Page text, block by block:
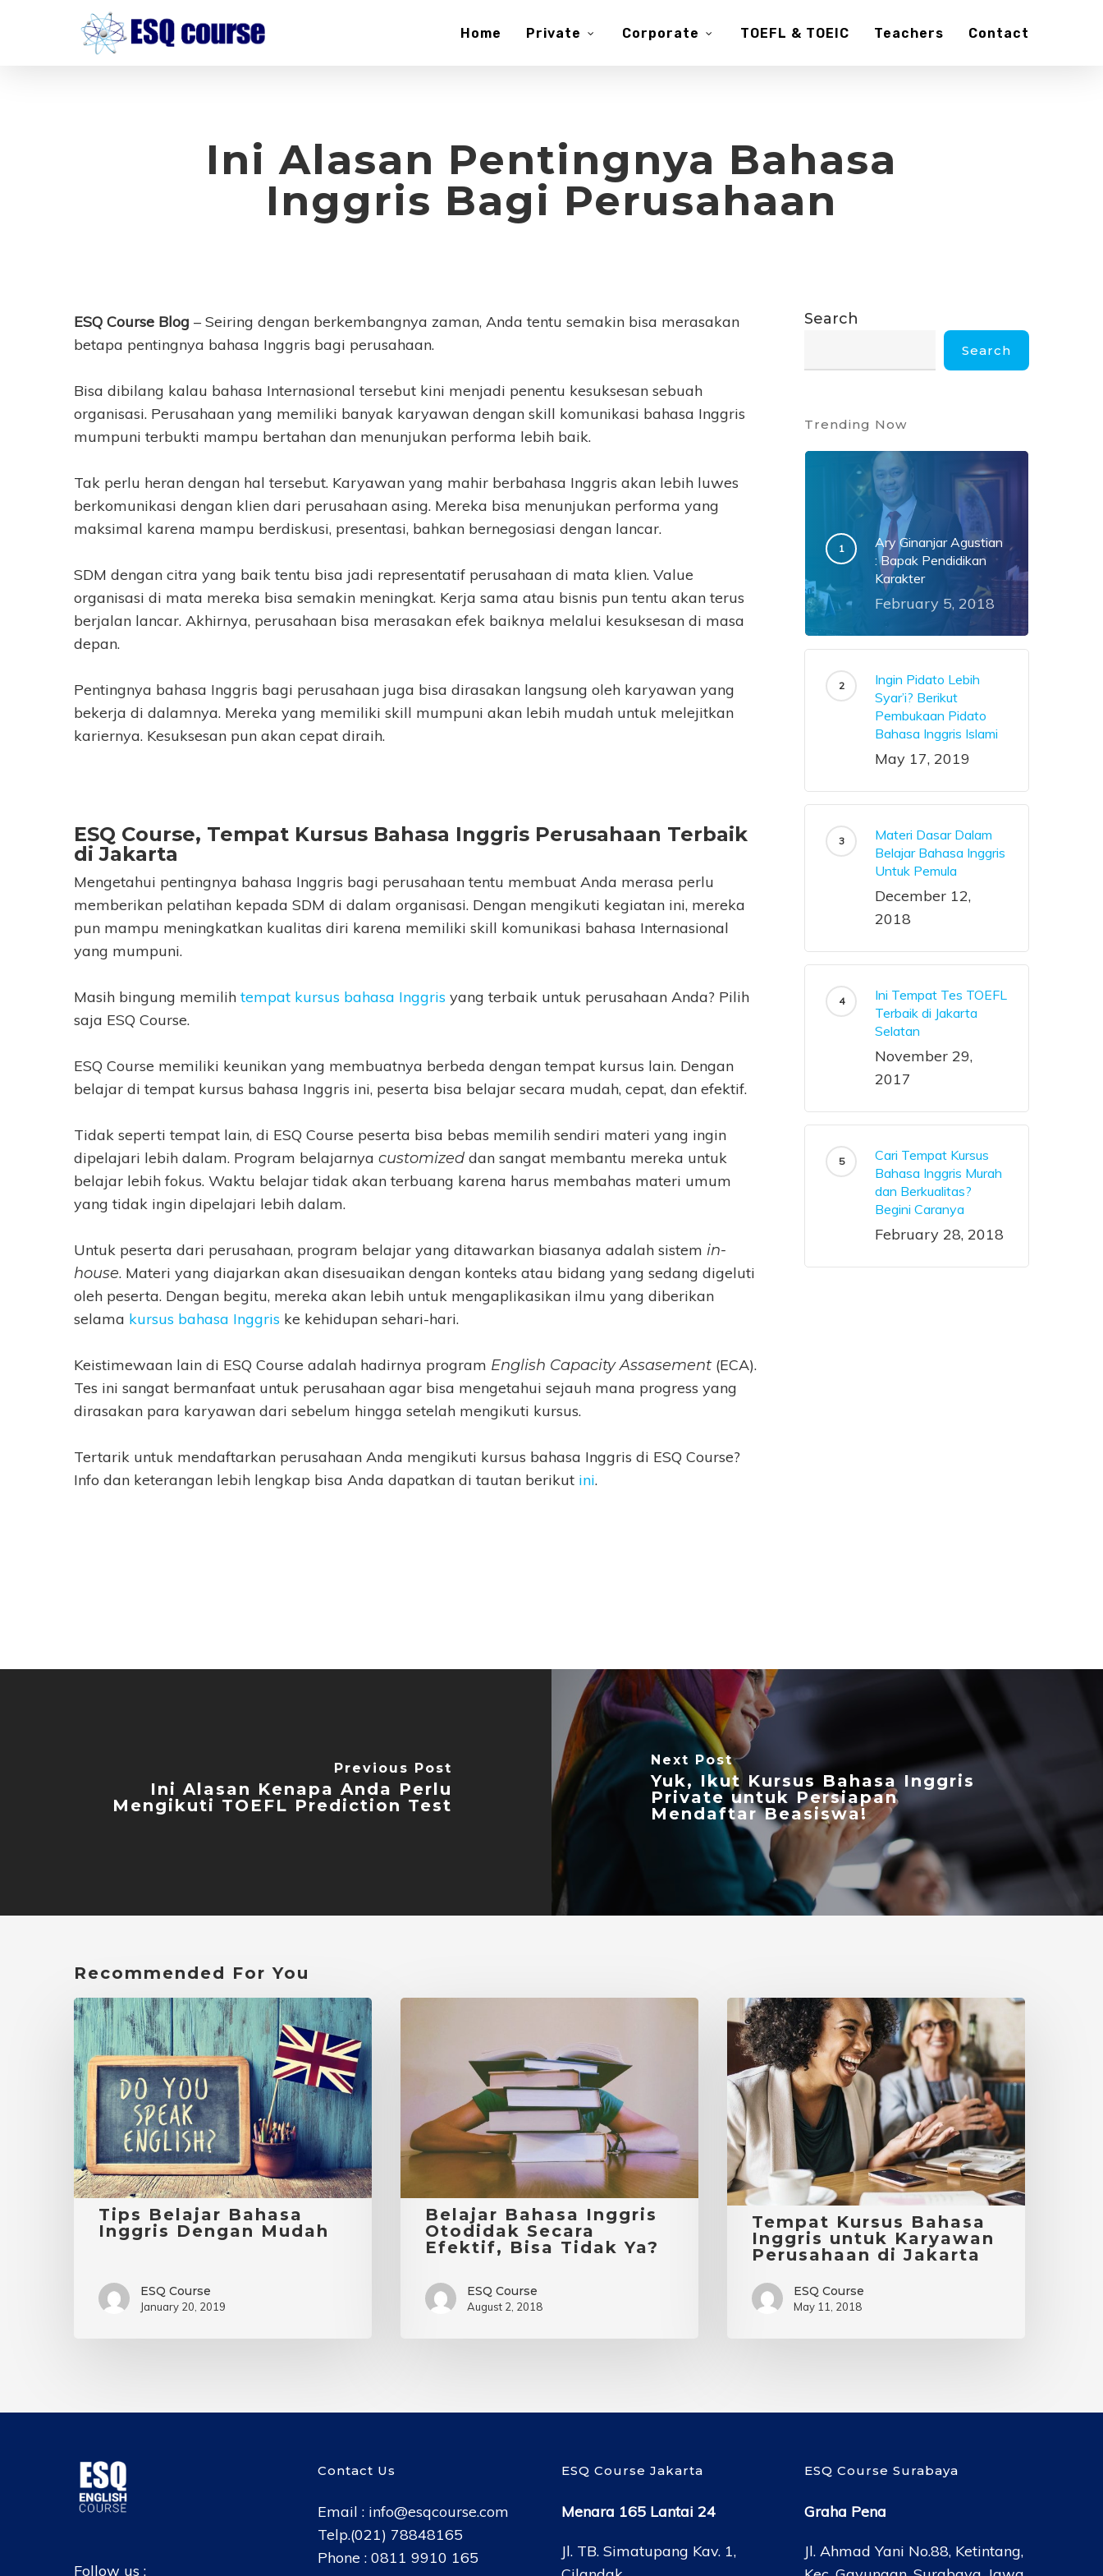
Home Private Corporate TOEFL & TOEIC Teachers Contact
Ini Alasan Pentingnya Bahasa
Inggris Bagi Perusahaan
ESQ Course Blog – Seiring dengan berkembangnya zaman, Anda tentu semakin bisa merasakan
betapa pentingnya bahasa Inggris bagi perusahaan.
Bisa dibilang kalau bahasa Internasional tersebut kini menjadi penentu kesuksesan sebuah
organisasi. Perusahaan yang memiliki banyak karyawan dengan skill komunikasi bahasa Inggris
mumpuni terbukti mampu bertahan dan menunjukan performa lebih baik.
Tak perlu heran dengan hal tersebut. Karyawan yang mahir berbahasa Inggris akan lebih luwes
berkomunikasi dengan klien dari perusahaan asing. Mereka bisa menunjukan performa yang
maksimal karena mampu berdiskusi, presentasi, bahkan bernegosiasi dengan lancar.
SDM dengan citra yang baik tentu bisa jadi representatif perusahaan di mata klien. Value
organisasi di mata mereka bisa semakin meningkat. Kerja sama atau bisnis pun tentu akan terus
berjalan lancar. Akhirnya, perusahaan bisa merasakan efek baiknya melalui kesuksesan di masa
depan.
Pentingnya bahasa Inggris bagi perusahaan juga bisa dirasakan langsung oleh karyawan yang
bekerja di dalamnya. Mereka yang memiliki skill mumpuni akan lebih mudah untuk melejitkan
kariernya. Kesuksesan pun akan cepat diraih.
ESQ Course, Tempat Kursus Bahasa Inggris Perusahaan Terbaik
di Jakarta
Mengetahui pentingnya bahasa Inggris bagi perusahaan tentu membuat Anda merasa perlu
memberikan pelatihan kepada SDM di dalam organisasi. Dengan mengikuti kegiatan ini, mereka
pun mampu meningkatkan kualitas diri karena memiliki skill komunikasi bahasa Internasional
yang mumpuni.
Masih bingung memilihtempat kursus bahasa Inggris yang terbaik untuk perusahaan Anda? Pilih
saja ESQ Course.
ESQ Course memiliki keunikan yang membuatnya berbeda dengan tempat kursus lain. Dengan
belajar di tempat kursus bahasa Inggris ini, peserta bisa belajar secara mudah, cepat, dan efektif.
Tidak seperti tempat lain, di ESQ Course peserta bisa bebas memilih sendiri materi yang ingin
dipelajari lebih dalam. Program belajarnya customized dan sangat membantu mereka untuk
belajar lebih fokus. Waktu belajar tidak akan terbuang karena harus membahas materi umum
yang tidak ingin dipelajari lebih dalam.
Untuk peserta dari perusahaan, program belajar yang ditawarkan biasanya adalah sistem in-
house. Materi yang diajarkan akan disesuaikan dengan konteks atau bidang yang sedang digeluti
oleh peserta. Dengan begitu, mereka akan lebih untuk mengaplikasikan ilmu yang diberikan
selama kursus bahasa Inggris ke kehidupan sehari-hari.
Keistimewaan lain di ESQ Course adalah hadirnya program English Capacity Assasement (ECA).
Tes ini sangat bermanfaat untuk perusahaan agar bisa mengetahui sejauh mana progress yang
dirasakan para karyawan dari sebelum hingga setelah mengikuti kursus.
Tertarik untuk mendaftarkan perusahaan Anda mengikuti kursus bahasa Inggris di ESQ Course?
Info dan keterangan lebih lengkap bisa Anda dapatkan di tautan berikut ini.
Search
Search
Trending Now
Ary Ginanjar Agustian
: Bapak Pendidikan
Karakter
February 5, 2018
Ingin Pidato Lebih
Syar’i? Berikut
Pembukaan Pidato
Bahasa Inggris Islami
May 17, 2019
Materi Dasar Dalam
Belajar Bahasa Inggris
Untuk Pemula
December 12,
2018
Ini Tempat Tes TOEFL
Terbaik di Jakarta
Selatan
November 29,
2017
Cari Tempat Kursus
Bahasa Inggris Murah
dan Berkualitas?
Begini Caranya
February 28, 2018
Previous Post
Ini Alasan Kenapa Anda Perlu
Mengikuti TOEFL Prediction Test
Next Post
Yuk, Ikut Kursus Bahasa Inggris
Private untuk Persiapan
Mendaftar Beasiswa!
Recommended For You
Tips
Belajar
Bahasa
Inggris
Dengan
Mudah
Tips Belajar Bahasa
Inggris Dengan Mudah
ESQ Course
January 20, 2019
Secara
Efektif,
Bisa
Tidak
Belajar Bahasa Inggris
Otodidak Secara
Efektif, Bisa Tidak Ya?
ESQ Course
August 2, 2018
Tempat
Kursus
Bahasa
Inggris
untuk
Karyawan
Perusahaan
di
Jakarta
Tempat Kursus Bahasa
Inggris untuk Karyawan
Perusahaan di Jakarta
ESQ Course
May 11, 2018
Follow us :
Contact Us
Email : info@esqcourse.com
Telp.(021) 78848165
Phone : 0811 9910 165
ESQ Course Jakarta
Menara 165 Lantai 24
Jl. TB. Simatupang Kav. 1,
ESQ Course Surabaya
Graha Pena
Jl. Ahmad Yani No.88, Ketintang,